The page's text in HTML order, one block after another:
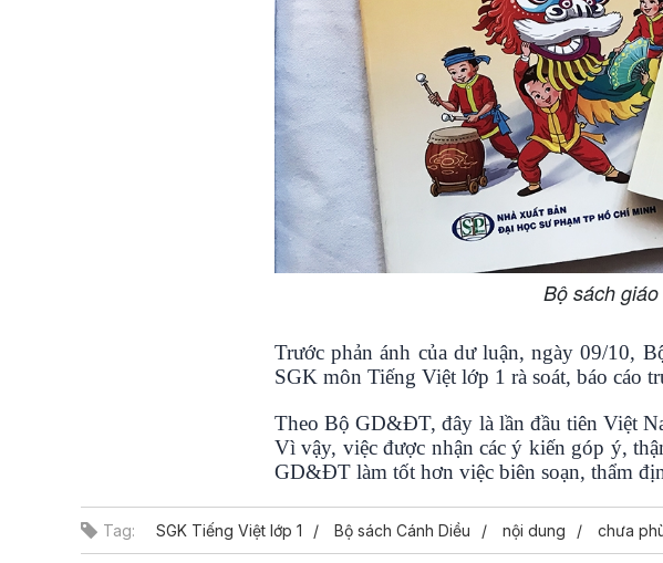
Bộ sách
Trước phản ánh của dư luận, ngày 09/10,
SGK môn Tiếng Việt lớp 1 rà soát, báo cáo
Theo Bộ GD&ĐT, đây là lần đầu tiên Việt
Vì vậy, việc được nhận các ý kiến góp ý,
GD&ĐT làm tốt hơn việc biên soạn, thẩm
Tag: SGK Tiếng Việt lớp 1 Bộ sách Cánh Diều nội dung chưa